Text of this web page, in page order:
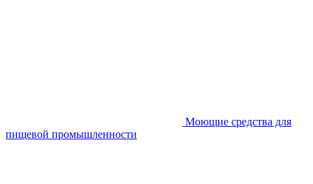
Моющие средства для
пищевой промышленности